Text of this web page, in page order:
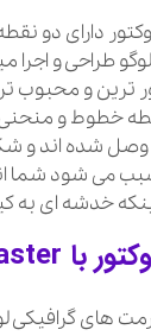
دارای دو
طراحی و اجرا
ترین و محبوب
خطوط و
شده اند و
می‌ شود شما
خدشه‌ ای به
با